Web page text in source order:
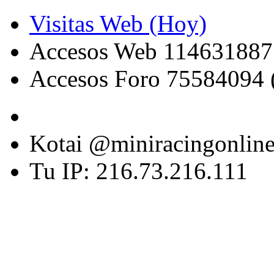
Visitas Web (Hoy)
Accesos Web
Accesos Foro 75584094
Kotai
Tu IP: 216.73.216.111